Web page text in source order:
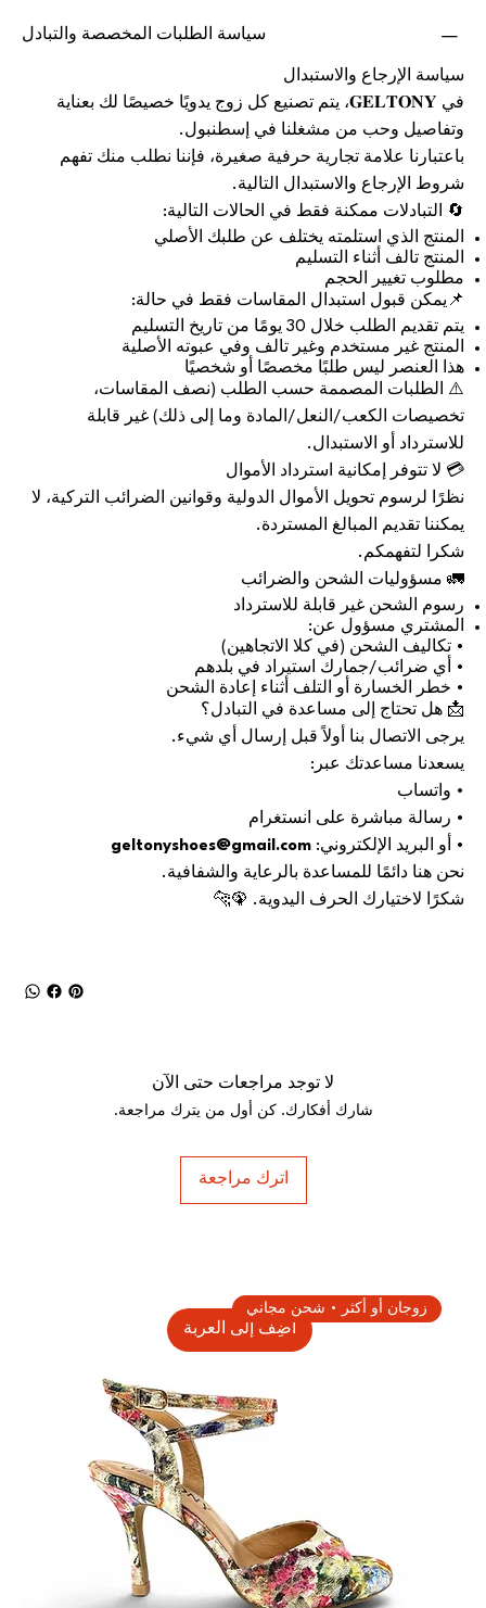
سياسة الطلبات المخصصة والتبادل
سياسة الإرجاع والاستبدال
في 𝐆𝐄𝐋𝐓𝐎𝐍𝐘، يتم تصنيع كل زوج يدويًا خصيصًا لك بعناية
وتفاصيل وحب من مشغلنا في إسطنبول.
باعتبارنا علامة تجارية حرفية صغيرة، فإننا نطلب منك تفهم
شروط الإرجاع والاستبدال التالية.
🔄 التبادلات ممكنة فقط في الحالات التالية:
المنتج الذي استلمته يختلف عن طلبك الأصلي
المنتج تالف أثناء التسليم
مطلوب تغيير الحجم
📌يمكن قبول استبدال المقاسات فقط في حالة:
يتم تقديم الطلب خلال 30 يومًا من تاريخ التسليم
المنتج غير مستخدم وغير تالف وفي عبوته الأصلية
هذا العنصر ليس طلبًا مخصصًا أو شخصيًا
⚠️ الطلبات المصممة حسب الطلب (نصف المقاسات،
تخصيصات الكعب/النعل/المادة وما إلى ذلك) غير قابلة
للاسترداد أو الاستبدال.
💳 لا تتوفر إمكانية استرداد الأموال
نظرًا لرسوم تحويل الأموال الدولية وقوانين الضرائب التركية، لا
يمكننا تقديم المبالغ المستردة.
شكرا لتفهمكم.
🚛 مسؤوليات الشحن والضرائب
رسوم الشحن غير قابلة للاسترداد
المشتري مسؤول عن:
• تكاليف الشحن (في كلا الاتجاهين)
• أي ضرائب/جمارك استيراد في بلدهم
• خطر الخسارة أو التلف أثناء إعادة الشحن
📩 هل تحتاج إلى مساعدة في التبادل؟
يرجى الاتصال بنا أولاً قبل إرسال أي شيء.
يسعدنا مساعدتك عبر:
• واتساب
• رسالة مباشرة على انستغرام
• أو البريد الإلكتروني: geltonyshoes@gmail.com
نحن هنا دائمًا للمساعدة بالرعاية والشفافية.
شكرًا لاختيارك الحرف اليدوية. 🦚🐆
لا توجد مراجعات حتى الآن
شارك أفكارك. كن أول من يترك مراجعة.
اترك مراجعة
أضِف إلى العربة
زوجان أو أكثر • شحن مجاني